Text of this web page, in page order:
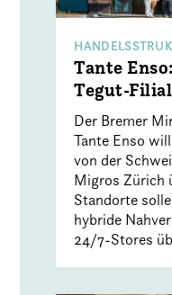
Tante
Tegut-
Der Bremer
Tante Enso
von der
Migros Zürich
Standorte
hybride
24/7-Stores